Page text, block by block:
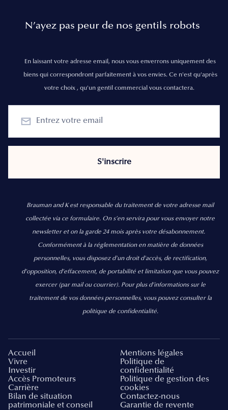
N’ayez pas peur de nos gentils robots
En laissant votre adresse email, nous vous enverrons uniquement des
biens qui correspondront parfaitement à vos envies. Ce n'est qu'après
votre choix , qu'un gentil commercial vous contactera.
Brauman and K est responsable du traitement de votre adresse mail
collectée via ce formulaire. On s’en servira pour vous envoyer notre
newsletter et on la garde 24 mois après votre désabonnement.
Conformément à la réglementation en matière de données
personnelles, vous disposez d'un droit d'accès, de rectification,
d’opposition, d’effacement, de portabilité et limitation que vous pouvez
exercer (par mail ou courrier). Pour plus d’informations sur le
traitement de vos données personnelles, vous pouvez consulter la
politique de confidentialité.
Accueil
Vivre
Investir
Accès Promoteurs
Carrière
Bilan de situation
patrimoniale et conseil
Mentions légales
Politique de
confidentialité
Politique de gestion des
cookies
Contactez-nous
Garantie de revente